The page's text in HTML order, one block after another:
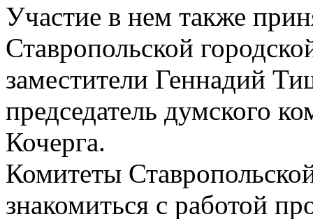
Участие в нем также
Ставропольской
заместители Геннадий
председатель думского
Кочерга.
Комитеты
знакомиться с работой